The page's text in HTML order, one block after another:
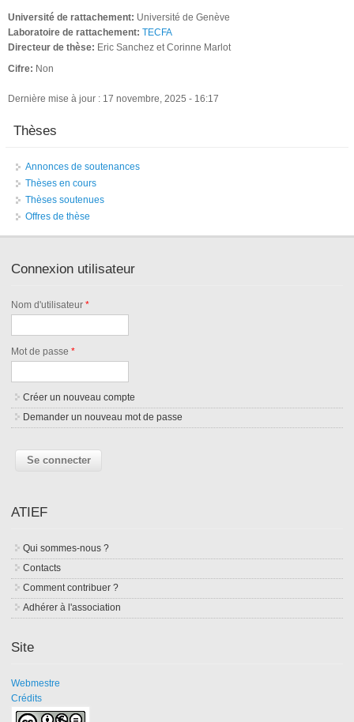
Université de rattachement: Université de Genève
Laboratoire de rattachement: TECFA
Directeur de thèse: Eric Sanchez et Corinne Marlot
Cifre: Non
Dernière mise à jour : 17 novembre, 2025 - 16:17
Thèses
Annonces de soutenances
Thèses en cours
Thèses soutenues
Offres de thèse
Connexion utilisateur
Nom d'utilisateur*
Mot de passe*
Créer un nouveau compte
Demander un nouveau mot de passe
ATIEF
Qui sommes-nous ?
Contacts
Comment contribuer ?
Adhérer à l'association
Site
Webmestre
Crédits